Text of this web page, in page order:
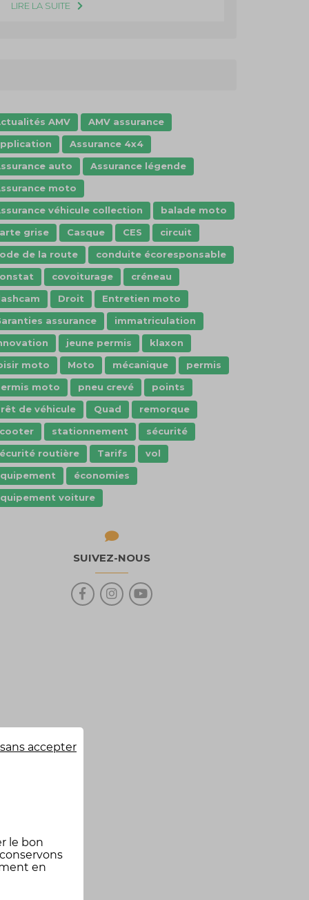
LIRE LA SUITE
AMV
AMV assurance
Assurance 4x4
auto
Assurance légende
moto
véhicule collection
balade moto
grise
Casque CES
circuit
de la route
conduite écoresponsable
covoiturage
créneau
Droit
Entretien moto
assurance
immatriculation
jeune permis
klaxon
moto
Moto mécanique
permis
moto
pneu crevé
points
de véhicule
Quad
remorque
stationnement
sécurité
routière
Tarifs
vol
économies
voiture
SUIVEZ-NOUS
le bon
en
accepter